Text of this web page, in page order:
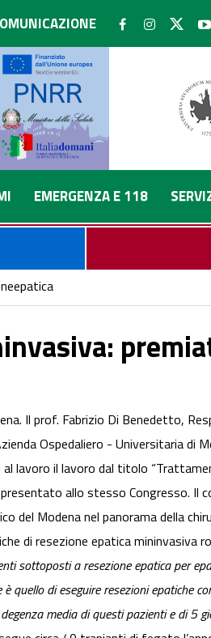
EMERGENZA E 118
Il prof. Fabrizio Di Benedetto,
Ospedaliero - Universitaria di
lavoro il lavoro dal titolo
allo stesso Congresso. Il
del Modena nel panorama della
di resezione epatica mininvasiva
sottoposti a resezione epatica per
quello di eseguire resezioni epatiche
media di questi pazienti e di 5